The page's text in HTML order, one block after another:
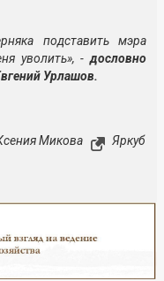
подставить мэра
уволить», -дословно
Урлашов.
Микова Яркуб